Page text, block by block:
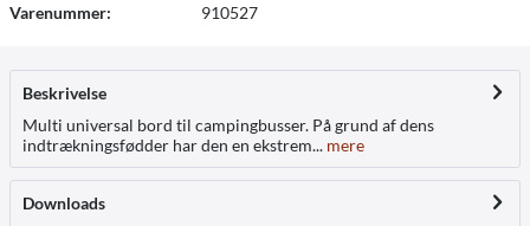
Varenummer: 910527
Beskrivelse
Multi universal bord til campingbusser. På grund af dens
indtrækningsfødder har den en ekstrem... mere
Downloads